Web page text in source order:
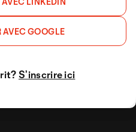
AVEC GOOGLE
S’inscrire ici